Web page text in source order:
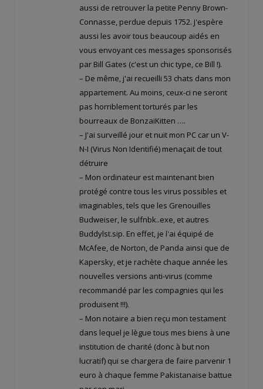
aussi de retrouver la petite Penny Brown-
Connasse, perdue depuis 1752. J'espère
aussi les avoir tous beaucoup aidés en
vous envoyant ces messages sponsorisés
par Bill Gates (c'est un chic type, ce Bill !).
– De même, j'ai recueilli 53 chats dans mon
appartement. Au moins, ceux-ci ne seront
pas horriblement torturés par les
bourreaux de BonzaiKitten ….
– J'ai surveillé jour et nuit mon PC car un V-
N-I (Virus Non Identifié) menaçait de tout
détruire
– Mon ordinateur est maintenant bien
protégé contre tous les virus possibles et
imaginables, tels que les Grenouilles
Budweiser, le sulfnbk..exe, et autres
Buddylst.sip. En effet, je l'ai équipé de
McAfee, de Norton, de Panda ainsi que de
Kapersky, et je rachète chaque année les
nouvelles versions anti-virus (comme
recommandé par les compagnies qui les
produisent !!!).
– Mon notaire a bien reçu mon testament
dans lequel je lègue tous mes biens à une
institution de charité (donc à but non
lucratif) qui se chargera de faire parvenir 1
euro à chaque femme Pakistanaise battue